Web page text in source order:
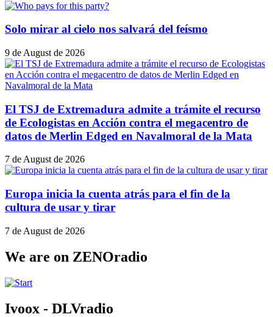
Solo mirar al cielo nos salvará del feísmo
9 de August de 2026
El TSJ de Extremadura admite a trámite el recurso
de Ecologistas en Acción contra el megacentro de
datos de Merlin Edged en Navalmoral de la Mata
7 de August de 2026
Europa inicia la cuenta atrás para el fin de la
cultura de usar y tirar
7 de August de 2026
We are on ZENOradio
Ivoox - DLVradio